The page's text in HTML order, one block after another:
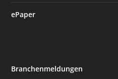
ePaper
Branchenmeldungen